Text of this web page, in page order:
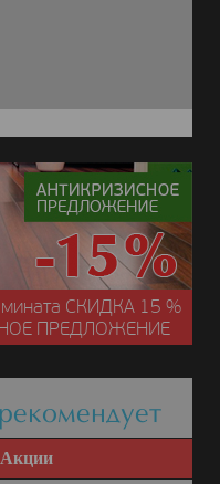
СКИДКА15 %
ПРЕДЛОЖЕНИЕ
Акции